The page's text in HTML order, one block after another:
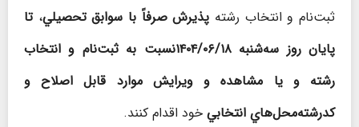
ثبت‌نام و انتخاب رشته پذيرش صرفاً با سوابق تحصيلي،تا
پايان روز سه‌شنبه ۱۴۰۴/۰۶/۱۸نسبت به ثبت‌‌نام و انتخاب
رشته و يا مشاهده و ويرايش موارد قابل اصلاح و
کدرشته‌محل‌هاي انتخابي خود اقدام کنند.